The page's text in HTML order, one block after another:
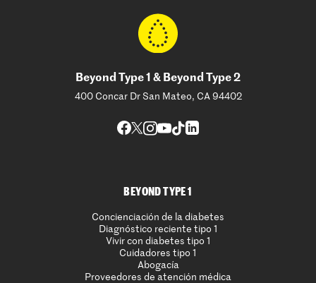
Beyond Type 1 & Beyond Type 2
400 Concar Dr San Mateo, CA 94402
BEYOND TYPE 1
Concienciación de la diabetes
Diagnóstico reciente tipo 1
Vivir con diabetes tipo 1
Cuidadores tipo 1
Abogacía
Proveedores de atención médica